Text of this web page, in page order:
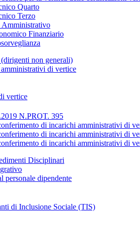
Quarto
Terzo
Amministrativo
Finanziario
non generali)
di vertice
vertice
N.PROT. 395
di incarichi amministrativi
di incarichi amministrativi di
di incarichi amministrativi
Disciplinari
personale dipendente
di Inclusione Sociale (TIS)